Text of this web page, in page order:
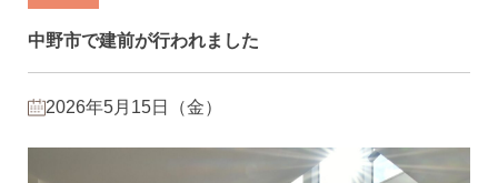
中野市で建前が行われました
2026年5月15日（金）